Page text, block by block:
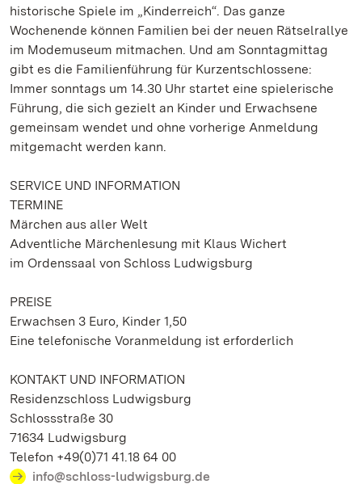
historische Spiele im „Kinderreich“. Das ganze
Wochenende können Familien bei der neuen Rätselrallye
im Modemuseum mitmachen. Und am Sonntagmittag
gibt es die Familienführung für Kurzentschlossene:
Immer sonntags um 14.30 Uhr startet eine spielerische
Führung, die sich gezielt an Kinder und Erwachsene
gemeinsam wendet und ohne vorherige Anmeldung
mitgemacht werden kann.
SERVICE UND INFORMATION
TERMINE
Märchen aus aller Welt
Adventliche Märchenlesung mit Klaus Wichert
im Ordenssaal von Schloss Ludwigsburg
PREISE
Erwachsen 3 Euro, Kinder 1,50
Eine telefonische Voranmeldung ist erforderlich
KONTAKT UND INFORMATION
Residenzschloss Ludwigsburg
Schlossstraße 30
71634 Ludwigsburg
Telefon +49(0)71 41.18 64 00
info@schloss-ludwigsburg.de